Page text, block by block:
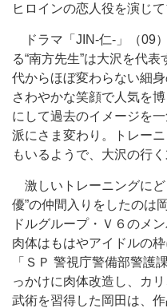
ヒロインの恋人役を演じて
ドラマ「JIN-仁-」（09
る“南方先生”は大沢を代
代からほぼ変わらない細
さわやかな笑顔で人気を
にして過去のイメージを
派にさま変わり。トレー
もいるようで、大沢の行
激しいトレーニングにど
優”の仲間入りをしたのは
ドルグループ・Ｖ６のメ
肉体はもはやアイドルの
「ＳＰ 警視庁警備部警護
っかけに肉体改造し、カ
武術を習得した岡田は、